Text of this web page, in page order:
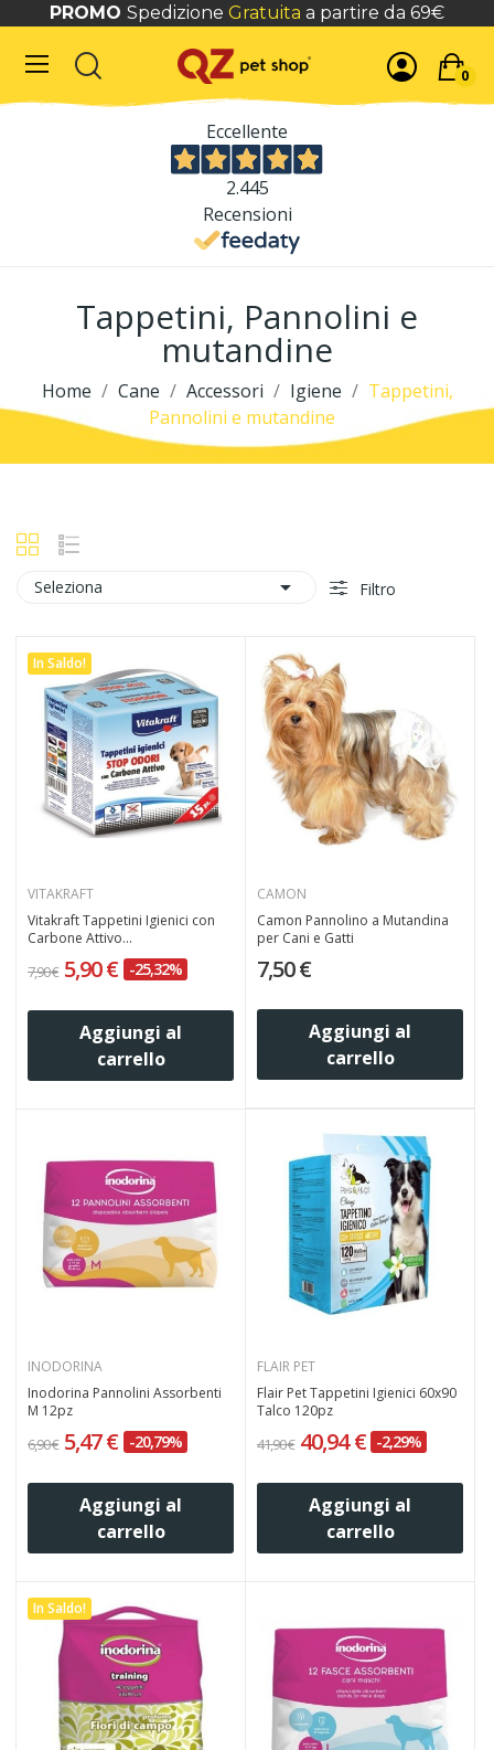
PROMO Spedizione Gratuita a partire da 69€
0
Eccellente
2.445
Recensioni
Tappetini, Pannolini e
mutandine
Home Cane Accessori Igiene
Tappetini,
Pannolini e mutandine
Seleziona  Filtro
In Saldo!
VITAKRAFT
Vitakraft Tappetini Igienici con
Carbone Attivo...
7,90 € 5,90 € -25,32%
Aggiungi al
carrello
CAMON
Camon Pannolino a Mutandina
per Cani e Gatti
7,50 €
Aggiungi al
carrello
INODORINA
Inodorina Pannolini Assorbenti
M 12pz
6,90 € 5,47 € -20,79%
Aggiungi al
carrello
FLAIR PET
Flair Pet Tappetini Igienici 60x90
Talco 120pz
41,90 € 40,94 € -2,29%
Aggiungi al
carrello
In Saldo!